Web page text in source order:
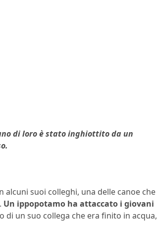
di loro è stato inghiottito da un
suoi colleghi, una delle canoe che
Un ippopotamo ha attaccato i giovani
un suo collega che era finito in acqua,